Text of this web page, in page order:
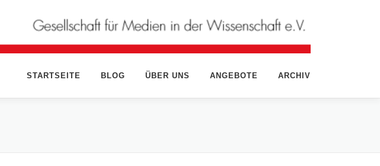
STARTSEITE BLOG ÜBER UNS ANGEBOTE ARCHIV